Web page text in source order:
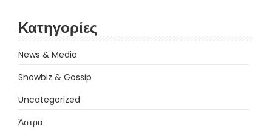
Κατηγορίες
News & Media
Showbiz & Gossip
Uncategorized
Άστρα